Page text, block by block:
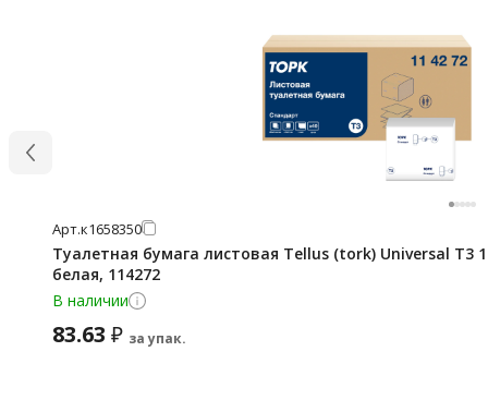
Арт.к1658350
Туалетная бумага листовая Tellus (tork) Universal T3
белая, 114272
В наличии
83.63 ₽ за упак.